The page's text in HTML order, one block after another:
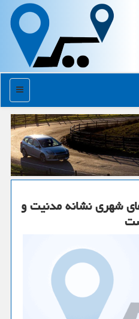
منو
شهری نشانه مدنیت و